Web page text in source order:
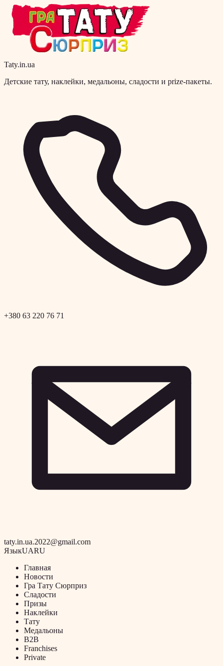
Taty.in.ua
Детские тату, наклейки, медальоны, сладости и prize-пакеты.
+380 63 220 76 71
taty.in.ua.2022@gmail.com
ЯзыкUARU
Главная
Новости
Гра Тату Сюрприз
Сладости
Призы
Наклейки
Тату
Медальоны
B2B
Franchises
Private